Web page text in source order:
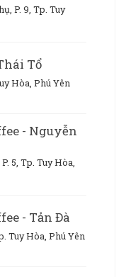
P. 9, Tp. Tuy
Tổ
Hòa, Phú Yên
- Nguyễn
5, Tp. Tuy Hòa,
- Tản Đà
Tuy Hòa, Phú Yên